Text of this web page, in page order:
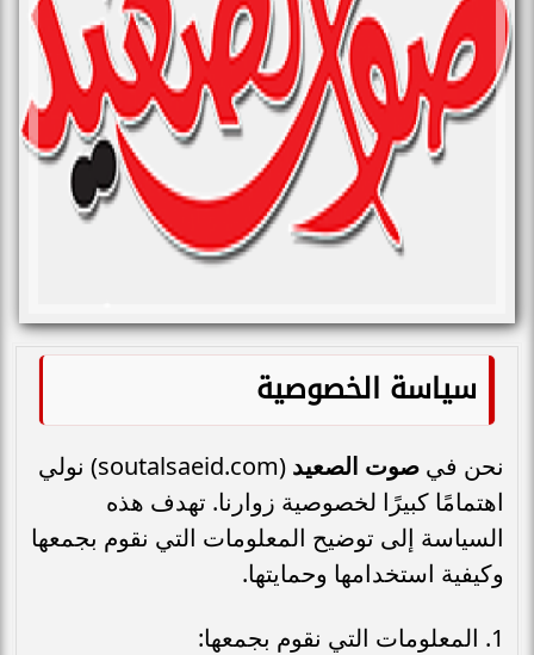
سياسة الخصوصية
نحن في صوت الصعيد
(soutalsaeid.com) نولي
اهتمامًا كبيرًا لخصوصية زوارنا. تهدف هذه
السياسة إلى توضيح المعلومات التي نقوم بجمعها
وكيفية استخدامها وحمايتها.
1. المعلومات التي نقوم بجمعها: